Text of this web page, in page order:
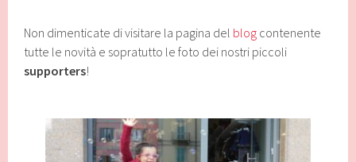
Non dimenticate di visitare la pagina del blog contenente
tutte le novità e sopratutto le foto dei nostri piccoli
supporters!